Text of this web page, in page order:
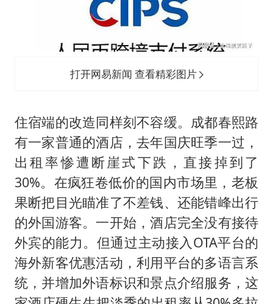
打开网易新闻 查看精彩图片
住宿端的改造同样刻不容缓。成都春熙路
有一家普通的酒店，去年国庆旺季一过，
出租率惨遭断崖式下跌，直接掉到了
30%。在疯狂卷低价的国内市场里，老板
果断把目光瞄准了不差钱、还能错峰出行
的外国游客。一开始，酒店完全没有接待
外宾的能力。但通过主动接入OTA平台的
海外新客优惠活动，利用平台的多语言系
统，并增加外语标识和景点介绍服务，这